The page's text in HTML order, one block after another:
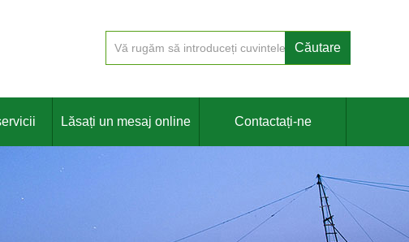
Lăsați un mesaj online Contactați-ne